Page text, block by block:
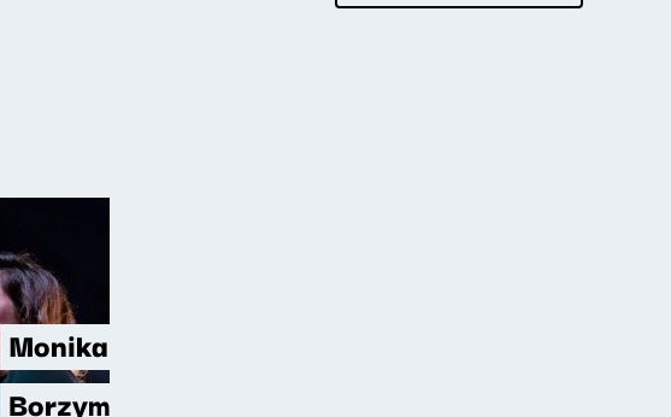
Monika
Borzym